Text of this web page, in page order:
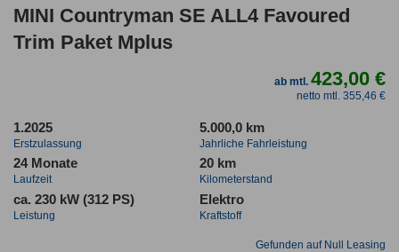
MINI Countryman SE ALL4 Favoured
Trim Paket Mplus
ab mtl.423,00 €
netto mtl. 355,46 €
1.2025
Erstzulassung
5.000,0 km
Jahrliche Fahrleistung
24 Monate
Laufzeit
20 km
Kilometerstand
ca. 230 kW (312 PS)
Leistung
Elektro
Kraftstoff
Gefunden auf Null Leasing